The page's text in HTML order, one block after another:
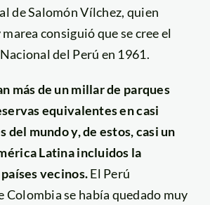
de Salomón Vílchez, quien
consiguió que se cree el
del Perú en 1961.
más de un millar de parques
equivalentes en casi
del mundo y, de estos, casi un
Latina incluidos la
vecinos.El Perú
Colombia se había quedado muy